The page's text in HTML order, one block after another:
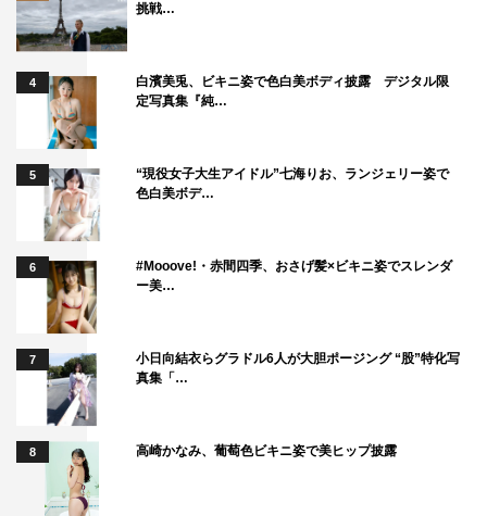
挑戦…
4
白濱美兎、ビキニ姿で色白美ボディ披露 デジタル限
定写真集『純…
5
“現役女子大生アイドル”七海りお、ランジェリー姿で
色白美ボデ…
6
#Mooove!・赤間四季、おさげ髪×ビキニ姿でスレンダ
ー美…
7
小日向結衣らグラドル6人が大胆ポージング “股”特化写
真集「…
8 高崎かなみ、葡萄色ビキニ姿で美ヒップ披露